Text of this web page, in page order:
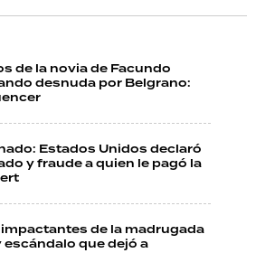
de la novia de Facundo
desnuda por Belgrano:
Estados Unidos declaró
y fraude a quien le pagó la
de la madrugada
que dejó a